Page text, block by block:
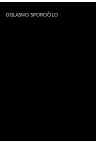
pogosteje zajeli tudi dogodki iz